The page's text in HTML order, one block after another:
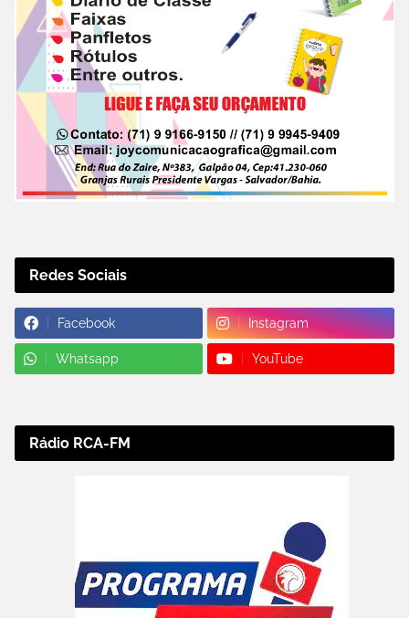
Redes Sociais
Facebook Instagram
Whatsapp YouTube
Rádio RCA-FM